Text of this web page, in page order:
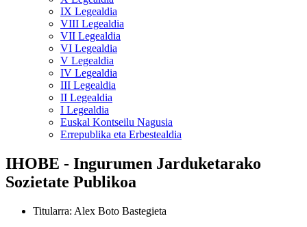
IX Legealdia
VIII Legealdia
VII Legealdia
VI Legealdia
V Legealdia
IV Legealdia
III Legealdia
II Legealdia
I Legealdia
Euskal Kontseilu Nagusia
Errepublika eta Erbestealdia
IHOBE - Ingurumen Jarduketarako
Sozietate Publikoa
Titularra: Alex Boto Bastegieta